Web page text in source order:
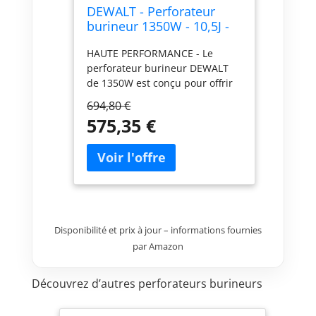
DEWALT - Perforateur
burineur 1350W - 10,5J -
‎D25614K-QS
HAUTE PERFORMANCE - Le
perforateur burineur DEWALT
de 1350W est conçu pour offrir
pour les travaux de perçage et
de burinage intensifs. Avec une
puissance de 10,5 joules, il est
idéal pour les applications
professionnelles exigeantes,
notamment dans le béton et la
1350W, ce perforateur burineur
fournit une énergie d'impact de
performances optimales pour
les travaux de démolition et de
perçage lourds. Il est conçu
694,80 €
575,35 €
Disponibilité et prix à jour – informations fournies
par Amazon
Découvrez d’autres perforateurs burineurs